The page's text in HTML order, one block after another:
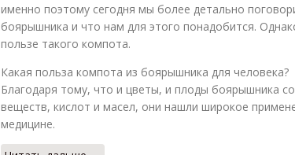
именно поэтому сегодня мы более детально
боярышника и что нам для этого понадобится.
пользе такого компота.
Какая польза компота из боярышника для человека?
Благодаря тому, что и цветы, и плоды боярышника
веществ, кислот и масел, они нашли широкое
медицине.